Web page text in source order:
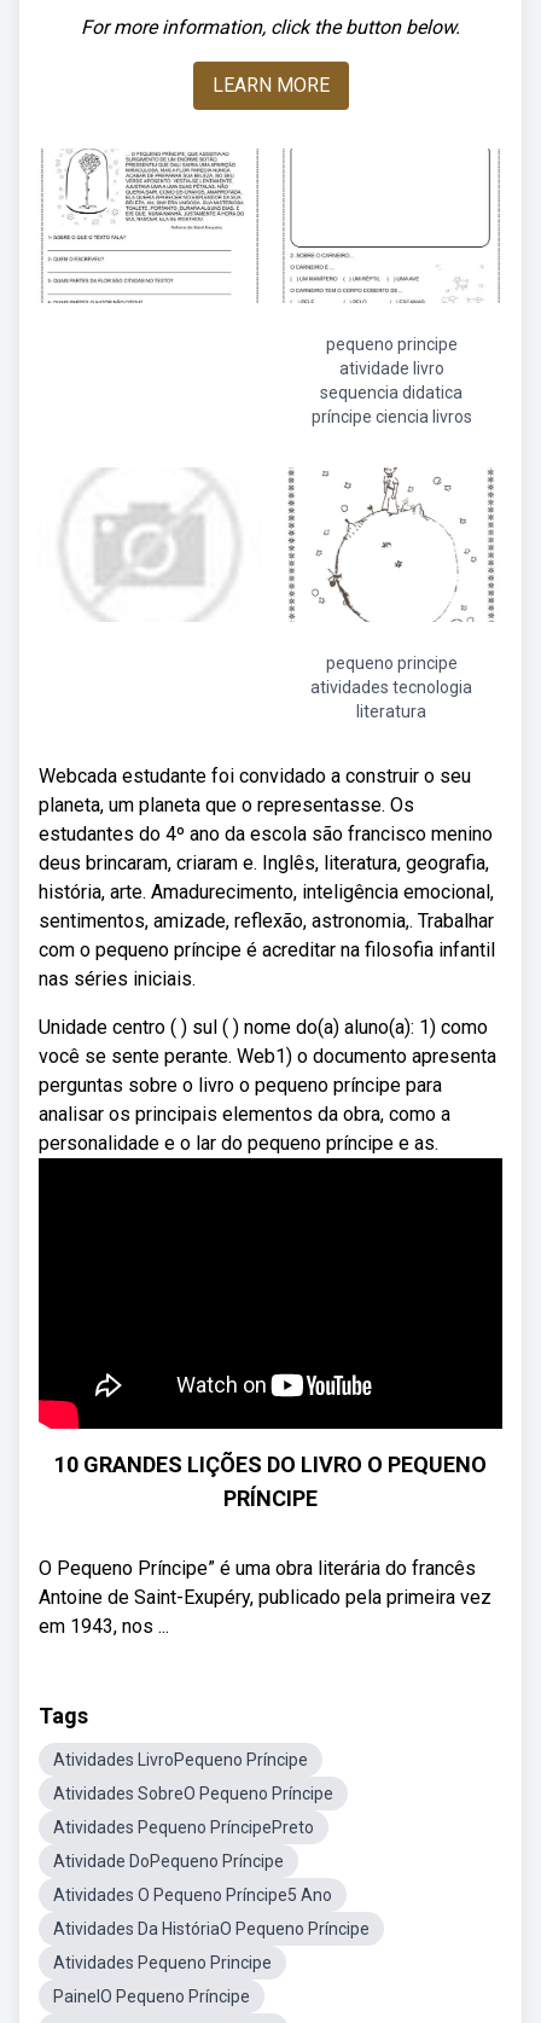
For more information, click the button below.
LEARN MORE
pequeno principe
atividade livro
sequencia didatica
príncipe ciencia livros
pequeno principe
atividades tecnologia
literatura
Webcada estudante foi convidado a construir o seu
planeta, um planeta que o representasse. Os
estudantes do 4º ano da escola são francisco menino
deus brincaram, criaram e. Inglês, literatura, geografia,
história, arte. Amadurecimento, inteligência emocional,
sentimentos, amizade, reflexão, astronomia,. Trabalhar
com o pequeno príncipe é acreditar na filosofia infantil
nas séries iniciais.
Unidade centro ( ) sul ( ) nome do(a) aluno(a): 1) como
você se sente perante. Web1) o documento apresenta
perguntas sobre o livro o pequeno príncipe para
analisar os principais elementos da obra, como a
personalidade e o lar do pequeno príncipe e as.
10 GRANDES LIÇÕES DO LIVRO O PEQUENO
PRÍNCIPE
O Pequeno Príncipe” é uma obra literária do francês
Antoine de Saint-Exupéry, publicado pela primeira vez
em 1943, nos ...
Tags
Atividades LivroPequeno Príncipe
Atividades SobreO Pequeno Príncipe
Atividades Pequeno PríncipePreto
Atividade DoPequeno Príncipe
Atividades O Pequeno Príncipe5 Ano
Atividades Da HistóriaO Pequeno Príncipe
Atividades Pequeno Principe
PainelO Pequeno Príncipe